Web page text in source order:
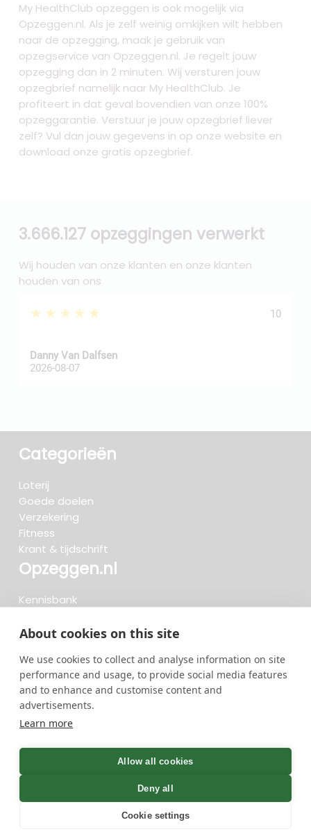
About cookies on this site
We use cookies to collect and analyse information on site
performance and usage, to provide social media features
and to enhance and customise content and
advertisements.
Learn more
Allow all cookies
Deny all
Cookie settings
My HealthClub opzeggen is ook mogelijk via
Opzeggen.nl. Als je zelf weinig omkijken wilt hebben
naar de opzegging, maak je gebruik van
opzegservice van Opzeggen.nl. Je regelt jouw
opzegging dan in 2 minuten. Wij versturen jouw
opzegbrief namelijk naar My HealthClub. Je
profiteert in dat geval bovendien van onze 100%
opzeggarantie. Verstuur je jouw opzegbrief liever
zelf? Vul dan jouw gegevens in op onze website en
download onze gratis opzegbrief.
3.666.127 opzeggingen verwerkt
Wij houden van onze klanten en onze klanten
houden van ons
★★★★★ 10
Danny Van Dalfsen
2026-08-07
Categorieën
Loterij
Goede doelen
Verzekering
Fitness
Krant & tijdschrift
Opzeggen.nl
Kennisbank
Beoordelingen
Meteen opzeggen
722 opzeggingen afgelopen 30 dagen - 3.666.127
opzeggingen in totaal
GreenOnline BV Gebruiksvoorwaarden